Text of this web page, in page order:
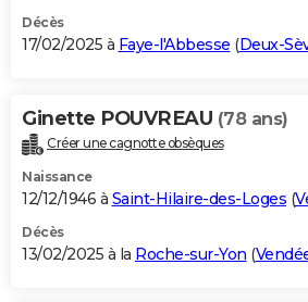
Décès
17/02/2025 à Faye-l'Abbesse (Deux-
Ginette POUVREAU (78 ans)
Créer une cagnotte obsèques
Naissance
12/12/1946 à Saint-Hilaire-des-Loges (
Décès
13/02/2025 à la Roche-sur-Yon (